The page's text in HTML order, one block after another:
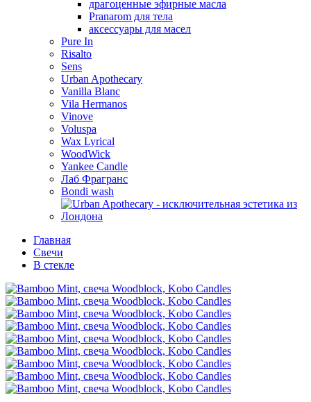
драгоценные эфирные масла
Pranarom для тела
аксессуары для масел
Pure In
Risalto
Sens
Urban Apothecary
Vanilla Blanc
Vila Hermanos
Vinove
Voluspa
Wax Lyrical
WoodWick
Yankee Candle
Лаб Фрагранс
Bondi wash
Главная
Свечи
В стекле